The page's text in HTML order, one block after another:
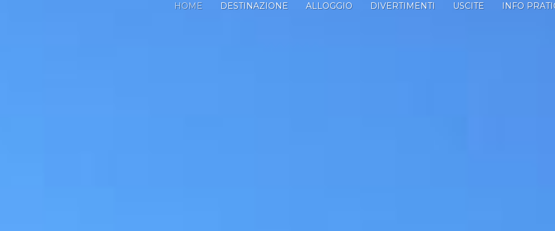
HOME DESTINAZIONE ALLOGGIO DIVERTIMENTI USCITE INFO